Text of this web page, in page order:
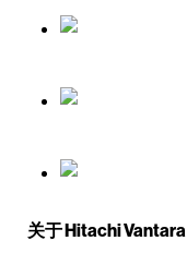
关于 Hitachi Vantara